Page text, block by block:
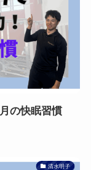
の快眠習慣
清水明子